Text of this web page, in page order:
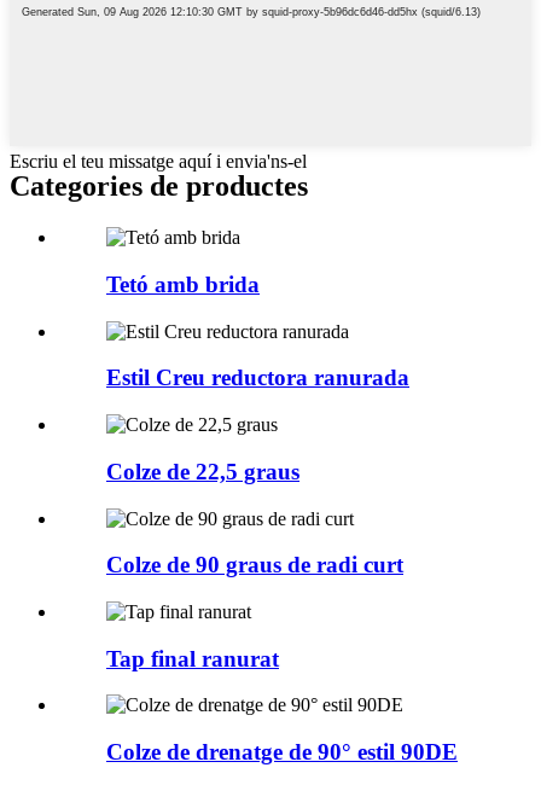
Escriu el teu missatge aquí i envia'ns-el
Categories de productes
Tetó amb brida
Estil Creu reductora ranurada
Colze de 22,5 graus
Colze de 90 graus de radi curt
Tap final ranurat
Colze de drenatge de 90° estil 90DE